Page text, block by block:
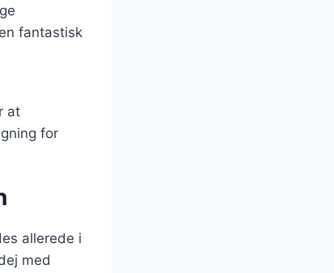
fantastisk
at
for
allerede i
med